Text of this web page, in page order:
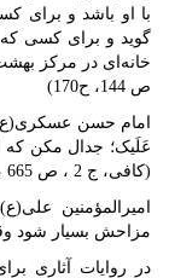
با او باشد و براى
گويد و براى كسى كه
خانه‌اى در مركز
ص 144، ح170)
امام حسن عسکری(ع)
عَلَیک؛ جدال مکن
(کافی، ج 2 ، ص 665 ، ح 17؛ تحف العقول، ص 486)
امیرالمؤمنین
مزاحش بسیار شود
در روایات آثاری